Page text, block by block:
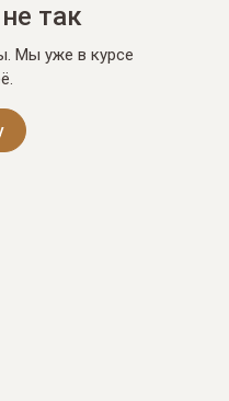
так
Мы уже в курсе